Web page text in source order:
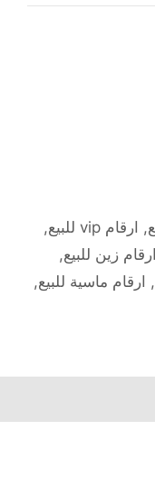
, ارقام vip للبيع
,
ارقام زين للبيع,
, ارقام ماسية للبيع,